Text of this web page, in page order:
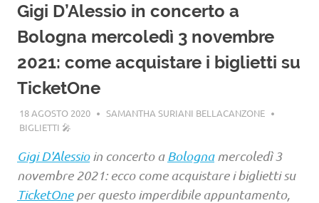
Gigi D’Alessio in concerto a
Bologna mercoledì 3 novembre
2021: come acquistare i biglietti su
TicketOne
18 AGOSTO 2020
SAMANTHA SURIANI BELLACANZONE
BIGLIETTI 🎤
Gigi D'Alessioin concerto aBolognamercoledì 3
novembre 2021: ecco come acquistare i biglietti su
TicketOneper questo imperdibile appuntamento,